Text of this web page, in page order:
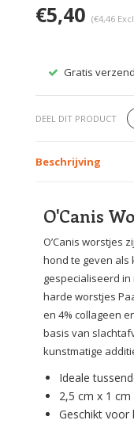
€5,40 (€4,46
Gratis
DEEL DIT PRODUCT
Beschrijving
O'Canis
O’Canis worstjes
hond te geven als
gespecialiseerd
harde worstjes
en 4% collageen
basis van
kunstmatige
Ideale
2,5 cm x 1 cm
Geschikt voor